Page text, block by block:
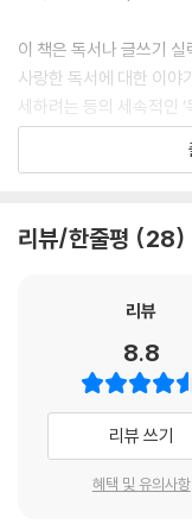
이 책은 독서나 글쓰기
사랑한 독서에 대한 이야
세하려는 등의 세속적인 ‘
읽기’ 그 자체에서 삶의
그들은 멈출 수 없는 지
다.
2. 책벌레, 아이들을 위한
세계의 유명 위인들이
이 함께하는 독서 토론의
이 책은 한 위인과 아이
한 할아버지 할머니처럼
리뷰/한줄평 28
리뷰
8.8
리뷰 쓰기
혜택 및 유의사항